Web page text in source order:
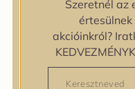
zipiderm
Bőrállapot
Bőrállapot
Bőrtípus
Bőrtípus
Szeretnél az
akcióinkról?